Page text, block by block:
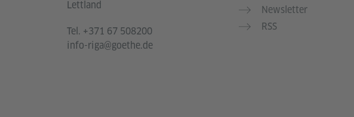
Lettland
Tel. +371 67 508200
info-riga@goethe.de
Newsletter
RSS